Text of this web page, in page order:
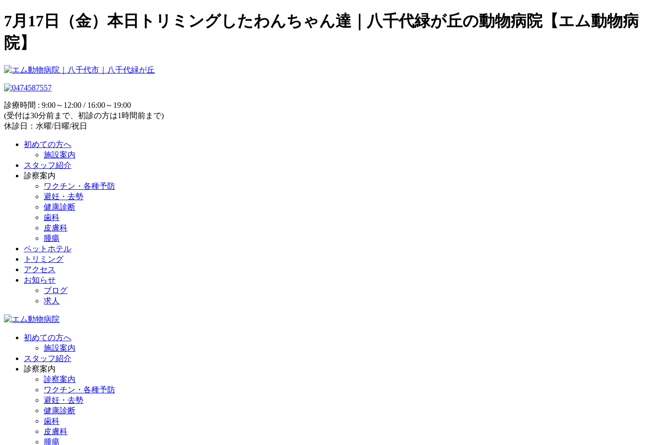
7月17日（金）本日トリミングしたわんちゃん達｜八千代緑が丘の動物病院【エム動物病
院】
診療時間 : 9:00～12:00 / 16:00～19:00
(受付は30分前まで、初診の方は1時間前まで)
休診日：水曜/日曜/祝日
初めての方へ
施設案内
スタッフ紹介
診察案内
ワクチン・各種予防
避妊・去勢
健康診断
歯科
皮膚科
腫瘍
ペットホテル
トリミング
アクセス
お知らせ
ブログ
求人
初めての方へ
施設案内
スタッフ紹介
診察案内
診察案内
ワクチン・各種予防
避妊・去勢
健康診断
歯科
皮膚科
腫瘍